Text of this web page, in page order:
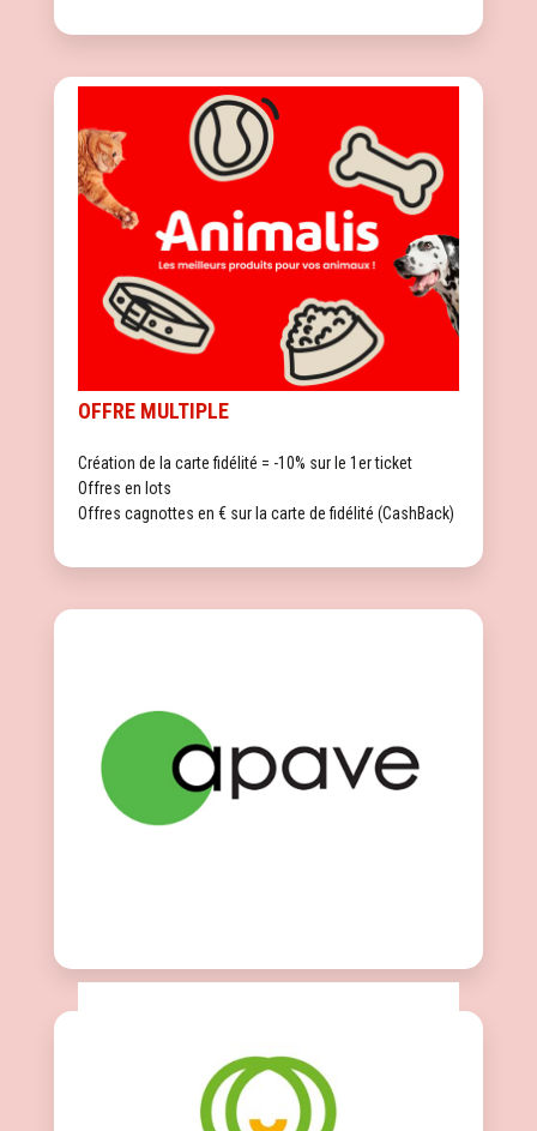
OFFRE MULTIPLE
Création de la carte fidélité = -10% sur le 1er ticket
Offres en lots
Offres cagnottes en € sur la carte de fidélité (CashBack)